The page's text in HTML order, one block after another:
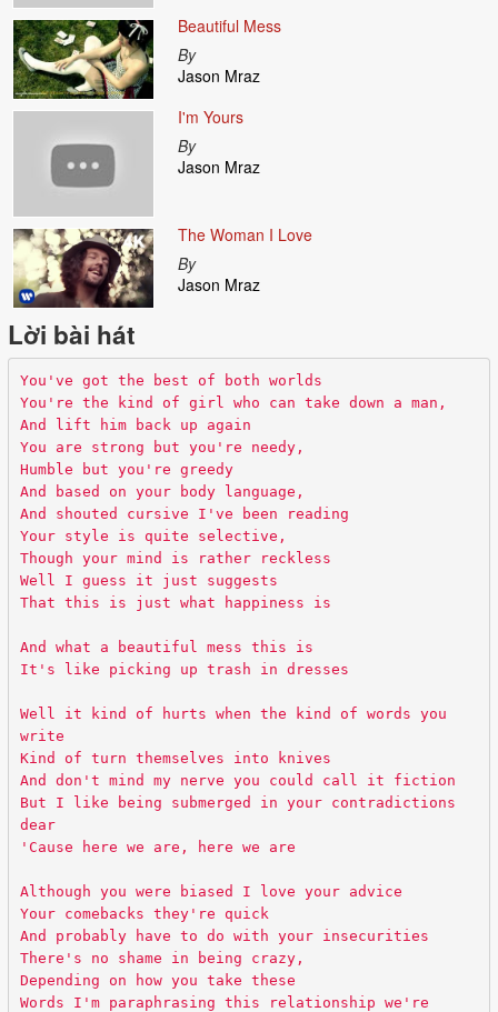
Beautiful Mess
By
Jason Mraz
I'm Yours
By
Jason Mraz
The Woman I Love
By
Jason Mraz
Lời bài hát
You've got the best of both worlds
You're the kind of girl who can take down a man,
And lift him back up again
You are strong but you're needy,
Humble but you're greedy
And based on your body language,
And shouted cursive I've been reading
Your style is quite selective,
Though your mind is rather reckless
Well I guess it just suggests
That this is just what happiness is
And what a beautiful mess this is
It's like picking up trash in dresses
Well it kind of hurts when the kind of words you
write
Kind of turn themselves into knives
And don't mind my nerve you could call it fiction
But I like being submerged in your contradictions
dear
'Cause here we are, here we are
Although you were biased I love your advice
Your comebacks they're quick
And probably have to do with your insecurities
There's no shame in being crazy,
Depending on how you take these
Words I'm paraphrasing this relationship we're